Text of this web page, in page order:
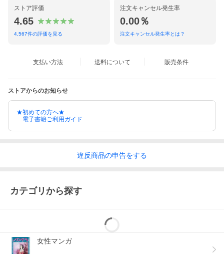
ストア評価
4.65
4,567件の評価を見る
注文キャンセル発生率
0.00％
注文キャンセル発生率とは？
支払い方法 送料について 販売条件
ストアからのお知らせ
★初めての方へ★
電子書籍ご利用ガイド
違反商品の申告をする
カテゴリから探す
女性マンガ